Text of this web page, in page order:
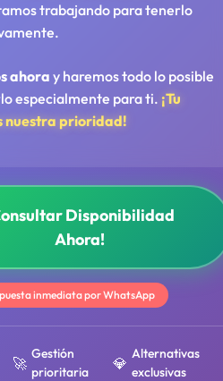
trabajando para tenerlo
ahoray haremos todo lo posible
especialmente para ti. ¡Tu
nuestra prioridad!
Disponibilidad
Ahora!
inmediata por WhatsApp
🚀
Gestión
prioritaria
💎
Alternativas
exclusivas